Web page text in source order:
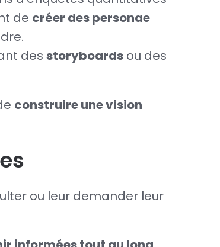
de créer des personae
des storyboards ou des
construire une vision
ou leur demander leur